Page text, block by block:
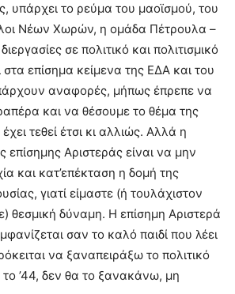
υπάρχει το ρεύμα του μαοϊσμού, του
Νέων Χωρών, η ομάδα Πέτρουλα –
σε πολιτικό και πολιτισμικό
επίσημα κείμενα της ΕΔΑ και του
αναφορές, μήπως έπρεπε να
και να θέσουμε το θέμα της
τεθεί έτσι κι αλλιώς. Αλλά η
επίσημης Αριστεράς είναι να μην
και κατ’επέκταση η δομή της
γιατί είμαστε (ή τουλάχιστον
θεσμική δύναμη. Η επίσημη Αριστερά
σαν το καλό παιδί που λέει
να ξαναπειράξω το πολιτικό
’44, δεν θα το ξανακάνω, μη